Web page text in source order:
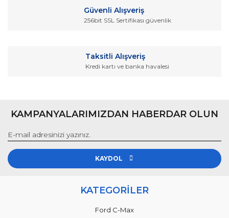
Güvenli Alışveriş
256bit SSL Sertifikası güvenlik
Taksitli Alışveriş
Kredi kartı ve banka havalesi
KAMPANYALARIMIZDAN HABERDAR OLUN
KAYDOL
KATEGORİLER
Ford C-Max